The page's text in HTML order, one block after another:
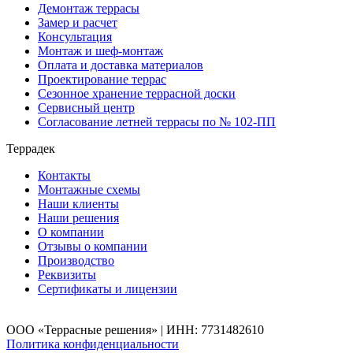
Демонтаж террасы
Замер и расчет
Консультация
Монтаж и шеф-монтаж
Оплата и доставка материалов
Проектирование террас
Сезонное хранение террасной доски
Сервисный центр
Согласование летней террасы по № 102-ПП
Террадек
Контакты
Монтажные схемы
Наши клиенты
Наши решения
О компании
Отзывы о компании
Производство
Реквизиты
Сертификаты и лицензии
ООО «Террасные решения» | ИНН: 7731482610
Политика конфиденциальности